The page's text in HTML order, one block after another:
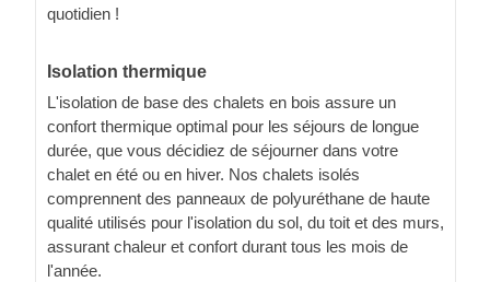
quotidien !
Isolation thermique
L'isolation de base des chalets en bois assure un
confort thermique optimal pour les séjours de longue
durée, que vous décidiez de séjourner dans votre
chalet en été ou en hiver. Nos chalets isolés
comprennent des panneaux de polyuréthane de haute
qualité utilisés pour l'isolation du sol, du toit et des murs,
assurant chaleur et confort durant tous les mois de
l'année.